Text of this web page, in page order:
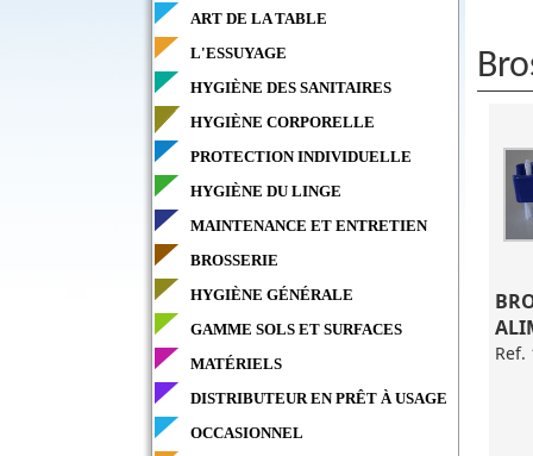
ART DE LA TABLE
L'ESSUYAGE
HYGIÈNE DES SANITAIRES
HYGIÈNE CORPORELLE
PROTECTION INDIVIDUELLE
HYGIÈNE DU LINGE
MAINTENANCE ET ENTRETIEN
BROSSERIE
HYGIÈNE GÉNÉRALE
GAMME SOLS ET SURFACES
MATÉRIELS
DISTRIBUTEUR EN PRÊT À USAGE
OCCASIONNEL
Ref.